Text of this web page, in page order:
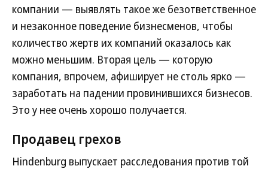
компании — выявлять такое же безответственное
и незаконное поведение бизнесменов, чтобы
количество жертв их компаний оказалось как
можно меньшим. Вторая цель — которую
компания, впрочем, афиширует не столь ярко —
заработать на падении провинившихся бизнесов.
Это у нее очень хорошо получается.
Продавец грехов
Hindenburg выпускает расследования против той